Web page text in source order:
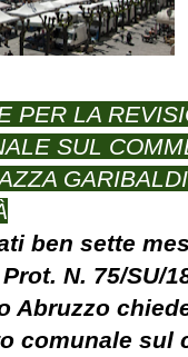
PER LA
SUL
ben sette
N. 75/SU/
Abruzzo
comunale sul